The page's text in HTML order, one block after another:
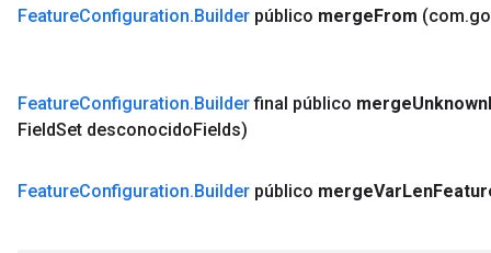
FeatureConfiguration.Builder público mergeFrom (com.
FeatureConfiguration.Builderfinal público mergeUnknown
FieldSet desconocidoFields)
FeatureConfiguration.Builder público mergeVarLen